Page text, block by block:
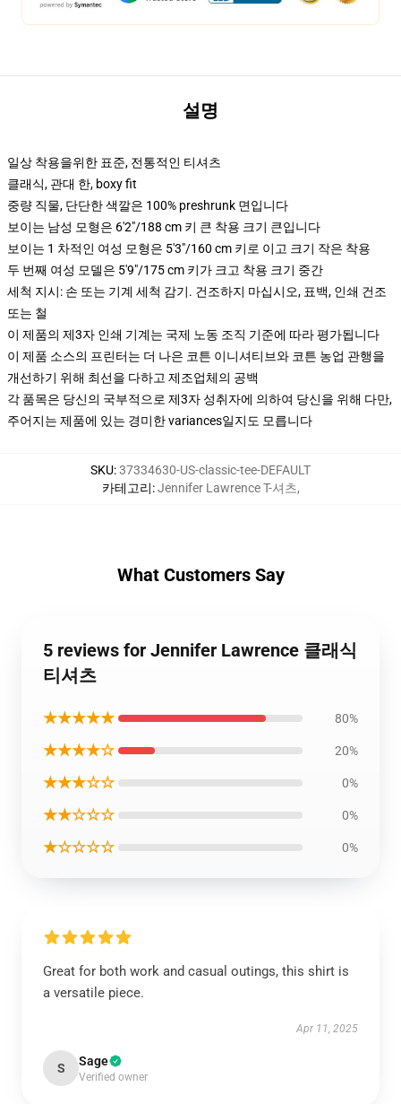
설명
일상 착용을위한 표준, 전통적인 티셔츠
클래식, 관대 한, boxy fit
중량 직물, 단단한 색깔은 100% preshrunk 면입니다
보이는 남성 모형은 6'2"/188 cm 키 큰 착용 크기 큰입니다
보이는 1 차적인 여성 모형은 5'3"/160 cm 키로 이고 크기 작은 착용
두 번째 여성 모델은 5'9"/175 cm 키가 크고 착용 크기 중간
세척 지시: 손 또는 기계 세척 감기. 건조하지 마십시오, 표백, 인쇄 건조
또는 철
이 제품의 제3자 인쇄 기계는 국제 노동 조직 기준에 따라 평가됩니다
이 제품 소스의 프린터는 더 나은 코튼 이니셔티브와 코튼 농업 관행을
개선하기 위해 최선을 다하고 제조업체의 공백
각 품목은 당신의 국부적으로 제3자 성취자에 의하여 당신을 위해 다만,
주어지는 제품에 있는 경미한 variances일지도 모릅니다
SKU:37334630-US-classic-tee-DEFAULT
카테고리:Jennifer Lawrence T-셔츠,
What Customers Say
5 reviews for Jennifer Lawrence 클래식
티셔츠
★★★★★ 80%
★★★★☆ 20%
★★★☆☆ 0%
★★☆☆☆ 0%
★☆☆☆☆ 0%
Great for both work and casual outings, this shirt is
a versatile piece.
Apr 11, 2025
S Sage
Verified owner